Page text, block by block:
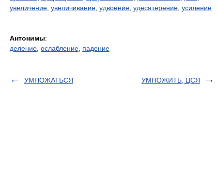
увеличение увеличивание удвоение удесятерение усиление
Антонимы:
деление ослабление падение
УМНОЖАТЬСЯ УМНОЖИТЬ, ЦСЯ